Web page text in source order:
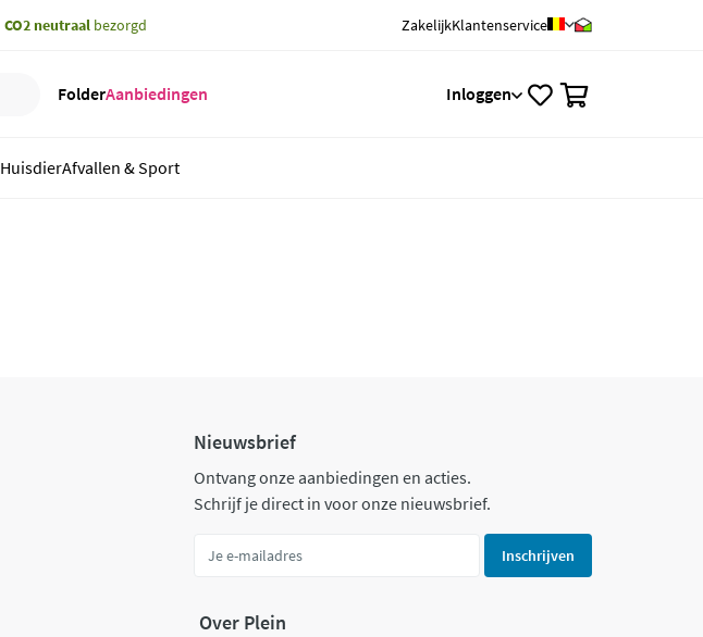
CO2 neutraal bezorgd ZakelijkKlantenservice
FolderAanbiedingen Inloggen
HuisdierAfvallen & Sport
Nieuwsbrief
Ontvang onze aanbiedingen en acties.
Schrijf je direct in voor onze nieuwsbrief.
Inschrijven
Over Plein